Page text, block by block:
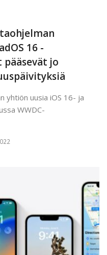
16 -
jo
yhtiön uusia iOS 16- ja
WWDC-